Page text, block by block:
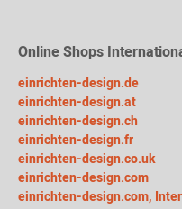
Online Shops
einrichten-design.de
einrichten-design.at
einrichten-design.ch
einrichten-design.fr
einrichten-design.co.uk
einrichten-design.com
einrichten-design.com,